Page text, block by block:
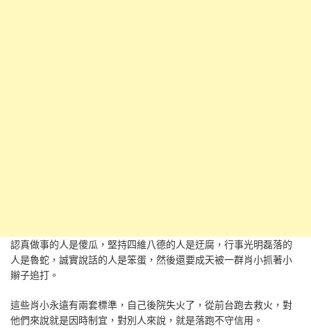
認真做事的人是傻瓜，堅持四維八德的人是迂腐，行事光明磊落的
人是魯蛇，誠實說話的人是笨蛋，然後還要成天被一群肖小抓著小
辮子追打。
這些肖小永遠有兩套標準，自己後院失火了，從前台跑去救火，對
他們來說就是因時制宜，對別人來說，就是落跑不守信用。